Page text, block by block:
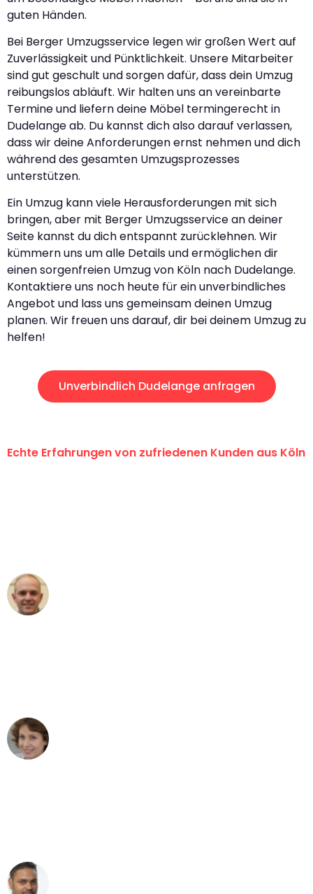
guten Händen.
Bei Berger Umzugsservice legen wir großen Wert auf
Zuverlässigkeit und Pünktlichkeit. Unsere Mitarbeiter
sind gut geschult und sorgen dafür, dass dein Umzug
reibungslos abläuft. Wir halten uns an vereinbarte
Termine und liefern deine Möbel termingerecht in
Dudelange ab. Du kannst dich also darauf verlassen,
dass wir deine Anforderungen ernst nehmen und dich
während des gesamten Umzugsprozesses
unterstützen.
Ein Umzug kann viele Herausforderungen mit sich
bringen, aber mit Berger Umzugsservice an deiner
Seite kannst du dich entspannt zurücklehnen. Wir
kümmern uns um alle Details und ermöglichen dir
einen sorgenfreien Umzug von Köln nach Dudelange.
Kontaktiere uns noch heute für ein unverbindliches
Angebot und lass uns gemeinsam deinen Umzug
planen. Wir freuen uns darauf, dir bei deinem Umzug zu
helfen!
Unverbindlich Dudelange anfragen
Echte Erfahrungen von zufriedenen Kunden aus Köln